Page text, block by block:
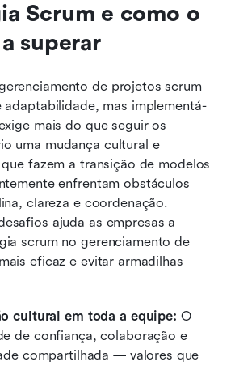
Scrum e como o
superar
de projetos scrum
mas implementá-
mais do que seguir os
uma mudança cultural e
fazem a transição de modelos
enfrentam obstáculos
clareza e coordenação.
ajuda as empresas a
scrum no gerenciamento de
eficaz e evitar armadilhas
cultural em toda a equipe: O
de confiança, colaboração e
compartilhada — valores que